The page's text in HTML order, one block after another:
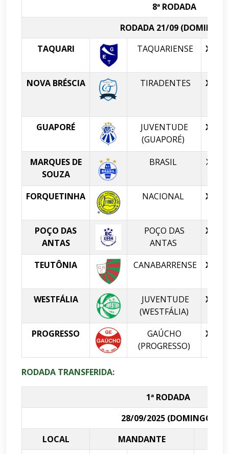
8ª RODADA
RODADA 21/09 (DOMINGO)
TAQUARI
TAQUARIENSE X
NOVA BRÉSCIA TIRADENTES X
GUAPORÉ
JUVENTUDE
(GUAPORÉ)
X
MARQUES DE
SOUZA
BRASIL X
FORQUETINHA NACIONAL X
POÇO DAS
ANTAS
POÇO DAS
ANTAS
X
TEUTÔNIA CANABARRENSE X
WESTFÁLIA
JUVENTUDE
(WESTFÁLIA)
X
PROGRESSO
GAÚCHO
(PROGRESSO)
X
RODADA TRANSFERIDA:
1ª RODADA
28/09/2025 (DOMINGO)
LOCAL
MANDANTE